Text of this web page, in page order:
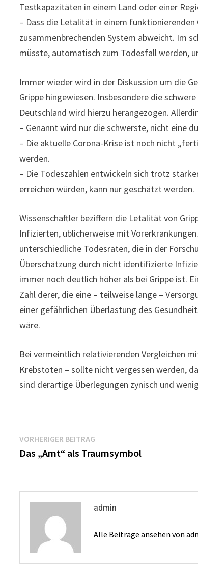
Testkapazitäten in einem Land oder einer
– Dass die Letalität in einem
zusammenbrechenden System abweicht. Im
müsste, automatisch zum Todesfall werden,
Immer wieder wird in der Diskussion um die
Grippe hingewiesen. Insbesondere die
Deutschland wird hierzu herangezogen.
– Genannt wird nur die schwerste, nicht eine
– Die aktuelle Corona-Krise ist noch nicht
werden.
– Die Todeszahlen entwickeln sich trotz
erreichen würden, kann nur geschätzt werden.
Wissenschaftler beziffern die Letalität von
Infizierten, üblicherweise mit
unterschiedliche Todesraten, die in der
Überschätzung durch nicht identifizierte
immer noch deutlich höher als bei Grippe ist.
Zahl derer, die eine – teilweise lange –
einer gefährlichen Überlastung des
wäre.
Bei vermeintlich relativierenden Vergleichen
Krebstoten – sollte nicht vergessen werden,
sind derartige Überlegungen zynisch und
Beitragsnavigation
VORHERIGER BEITRAG
Beitrag:
Das „Amt“ als Traumsymbol
admin
Alle Beiträge ansehen von